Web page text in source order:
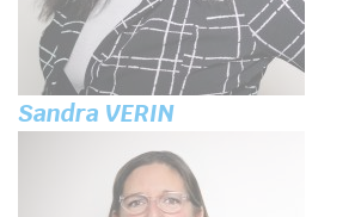
Sandra VERIN